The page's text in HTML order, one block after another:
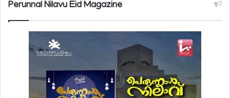
Perunnal Nilavu Eid Magazine